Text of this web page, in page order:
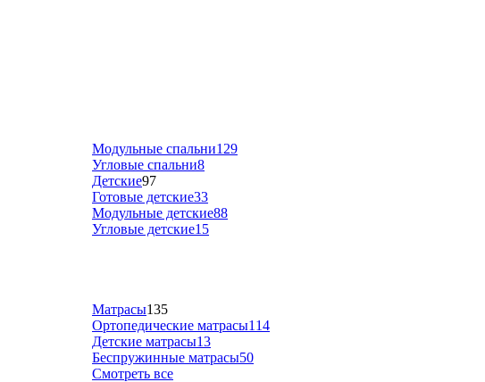
Модульные спальни129
Угловые спальни8
Детские97
Готовые детские33
Модульные детские88
Угловые детские15
Матрасы135
Ортопедические матрасы114
Детские матрасы13
Беспружинные матрасы50
Смотреть все